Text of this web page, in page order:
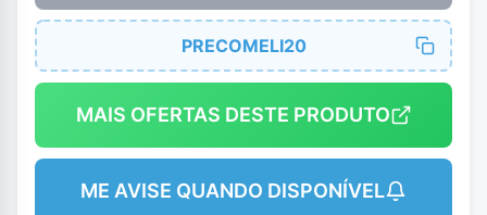
PRECOMELI20
MAIS OFERTAS DESTE PRODUTO
ME AVISE QUANDO DISPONÍVEL